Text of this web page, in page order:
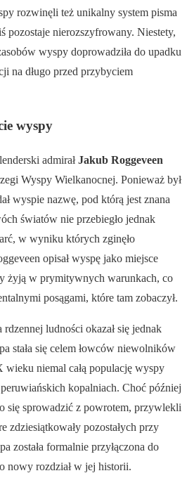
rozwinęli też unikalny system pisma
pozostaje nierozszyfrowany. Niestety,
wyspy doprowadziła do upadku
na długo przed przybyciem
wyspy
admirałJakub Roggeveen
Wyspy Wielkanocnej. Ponieważ był
wyspie nazwę, pod którą jest znana
światów nie przebiegło jednak
w wyniku których zginęło
opisał wyspę jako miejsce
żyją w prymitywnych warunkach, co
posągami, które tam zobaczył.
ludności okazał się jednak
stała się celem łowców niewolników
niemal całą populację wyspy
kopalniach. Choć później
się sprowadzić z powrotem, przywlekli
zdziesiątkowały pozostałych przy
została formalnie przyłączona do
nowy rozdział w jej historii.